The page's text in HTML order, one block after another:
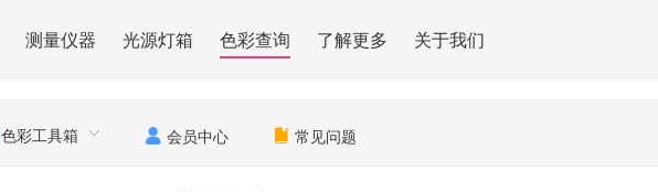
测量仪器 光源灯箱 色彩查询 了解更多 关于我们
色彩工具箱 会员中心 常见问题